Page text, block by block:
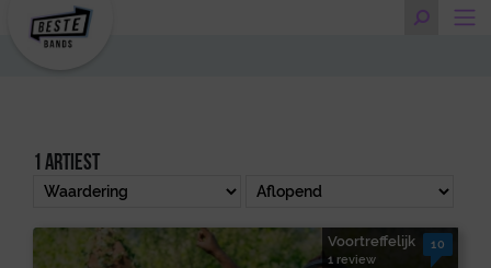
1 artiest
Voortreffelijk
1 review
10